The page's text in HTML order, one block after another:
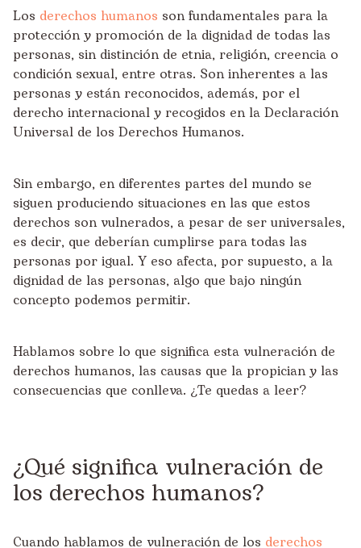
Los derechos humanos son fundamentales para la
protección y promoción de la dignidad de todas las
personas, sin distinción de etnia, religión, creencia o
condición sexual, entre otras. Son inherentes a las
personas y están reconocidos, además, por el
derecho internacional y recogidos en la Declaración
Universal de los Derechos Humanos.
Sin embargo, en diferentes partes del mundo se
siguen produciendo situaciones en las que estos
derechos son vulnerados, a pesar de ser universales,
es decir, que deberían cumplirse para todas las
personas por igual. Y eso afecta, por supuesto, a la
dignidad de las personas, algo que bajo ningún
concepto podemos permitir.
Hablamos sobre lo que significa esta vulneración de
derechos humanos, las causas que la propician y las
consecuencias que conlleva. ¿Te quedas a leer?
¿Qué significa vulneración de
los derechos humanos?
Cuando hablamos de vulneración de los derechos